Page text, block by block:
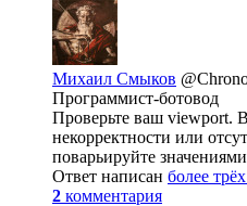
Михаил Смыков
Программист-ботовод
Проверьте ваш viewport.
некорректности или
поварьируйте
Ответ написан более
2 комментария